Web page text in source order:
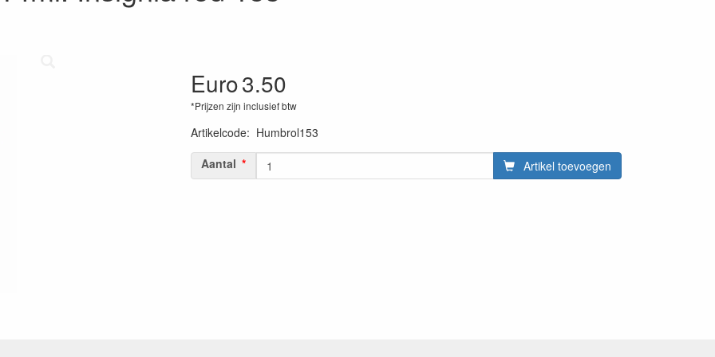
Euro3.50
*Prijzen zijn inclusief btw
Artikelcode: Humbrol153
Aantal
Artikel toevoegen